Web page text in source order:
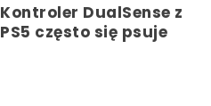
Kontroler DualSense z
PS5 często się psuje